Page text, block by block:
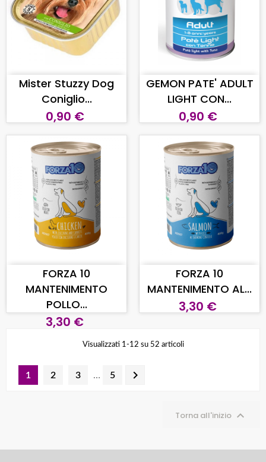
AGGIUNGI AL CARRELLO
Mister Stuzzy Dog
Coniglio...
0,90 €
AGGIUNGI AL CARRELLO
GEMON PATE' ADULT
LIGHT CON...
0,90 €
AGGIUNGI AL CARRELLO
FORZA 10
MANTENIMENTO
POLLO...
3,30 €
AGGIUNGI AL CARRELLO
FORZA 10
MANTENIMENTO AL...
3,30 €
Visualizzati 1-12 su 52 articoli
1 2 3 … 5 
Torna all'inizio 